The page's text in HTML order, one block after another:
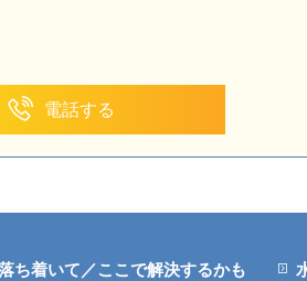
電話する
ち着いて／ここで解決するかも